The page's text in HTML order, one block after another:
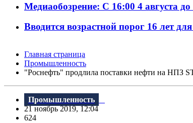
Медиаобозрение: С 16:00 4 августа до
Вводится возрастной порог 16 лет
Главная страница
Промышленность
"Роснефть" продлила поставки нефти на НПЗ
Промышленность
21 ноябрь 2019, 12:04
624